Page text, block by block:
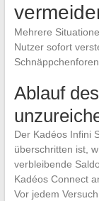
Mehrere
Nutzer sofort
Ablauf
Der Kadéos Infini
überschritten ist,
verbleibende
Kadéos Connect
Vor jedem Versuch